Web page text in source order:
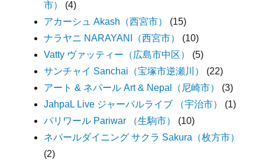
市）
(4)
アカーシュ Akash（西宮市）
(15)
ナラヤニ NARAYANI（西宮市）
(10)
Vatty ヴァッティー（広島市中区）
(5)
サンチャイ Sanchai（宝塚市逆瀬川）
(22)
アート & ネパール Art & Nepal（尼崎市）
(3)
JahpaL Live ジャーパルライブ （宇治市）
(1)
パリワール Pariwar （生駒市）
(10)
ネパールダイニング サクラ Sakura（枚方市）
(2)